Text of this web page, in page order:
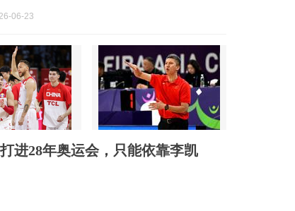
06-23
进28年奥运会，只能依靠李凯